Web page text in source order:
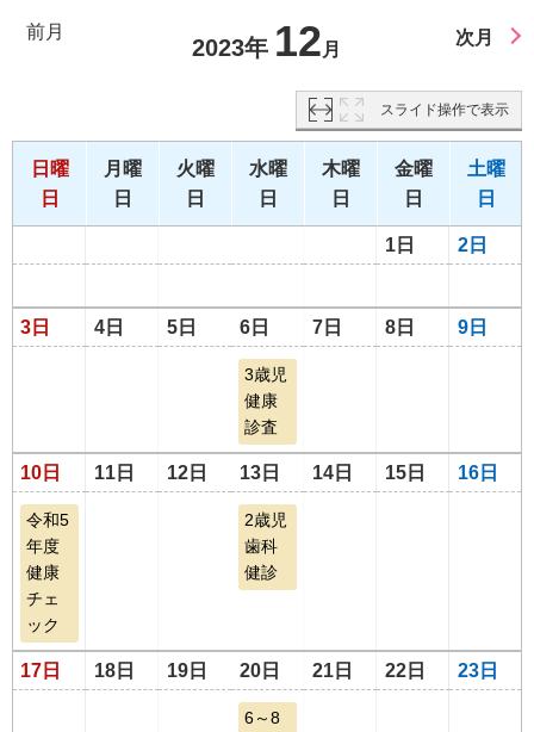
前月
2023年 12 月
次月
スライド操作で表示
日曜
日
月曜
日
火曜
日
水曜
日
木曜
日
金曜
日
土曜
日
1日 2日
3日 4日 5日 6日 7日 8日 9日
3歳児
健康
診査
10日 11日 12日 13日 14日 15日 16日
令和5
年度
健康
チェ
ック
2歳児
歯科
健診
17日 18日 19日 20日 21日 22日 23日
6～8